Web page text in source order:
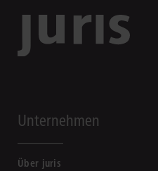
Unternehmen
Über juris